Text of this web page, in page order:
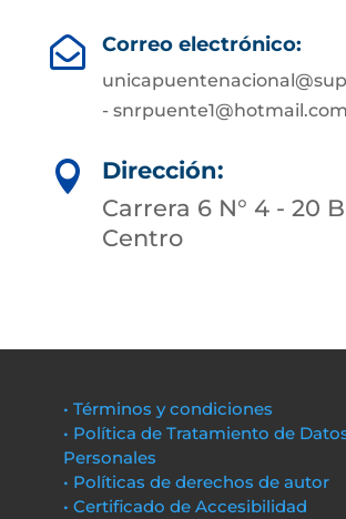
 Correo electrónico:
- snrpuente1@hotmail.com

Dirección:
Carrera 6 N° 4 - 20
Centro
• Términos y condiciones
• Política de Tratamiento de
Personales
• Políticas de derechos de autor
• Certificado de Accesibilidad